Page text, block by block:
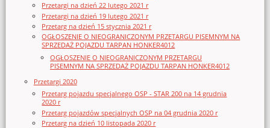
Przetargi na dzień 22 lutego 2021 r
Przetargi na dzień 19 lutego 2021 r
Przetarg na dzień 15 stycznia 2021 r
OGŁOSZENIE O NIEOGRANICZONYM PRZETARGU PISEMNYM NA
SPRZEDAŻ POJAZDU TARPAN HONKER4012
OGŁOSZENIE O NIEOGRANICZONYM PRZETARGU
PISEMNYM NA SPRZEDAŻ POJAZDU TARPAN HONKER4012
Przetargi 2020
Przetarg pojazdu specjalnego OSP - STAR 200 na 14 grudnia
2020 r
Przetarg pojazdów specjalnych OSP na 04 grudnia 2020 r
Przetarg na dzień 10 listopada 2020 r